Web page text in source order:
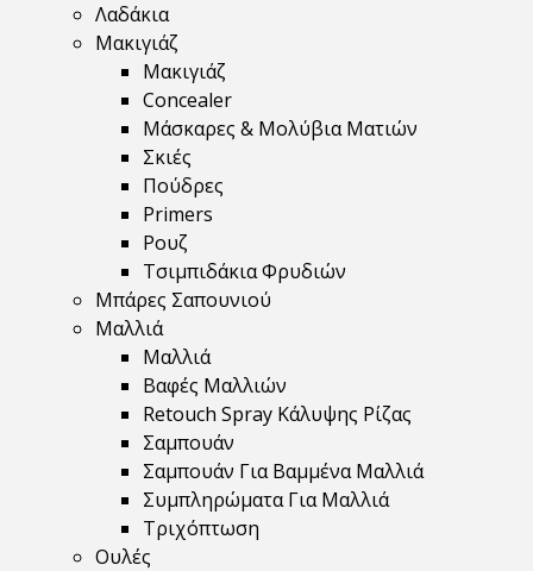
Λαδάκια
Μακιγιάζ
Μακιγιάζ
Concealer
Μάσκαρες & Μολύβια Ματιών
Σκιές
Πούδρες
Primers
Ρουζ
Τσιμπιδάκια Φρυδιών
Μπάρες Σαπουνιού
Μαλλιά
Μαλλιά
Βαφές Μαλλιών
Retouch Spray Κάλυψης Ρίζας
Σαμπουάν
Σαμπουάν Για Βαμμένα Μαλλιά
Συμπληρώματα Για Μαλλιά
Τριχόπτωση
Ουλές